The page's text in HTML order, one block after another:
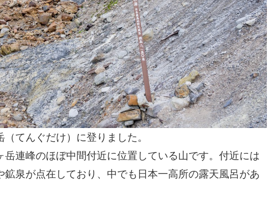
てんぐだけ）に登りました。
連峰のほぼ中間付近に位置している山です。付近には
泉が点在しており、中でも日本一高所の露天風呂があ